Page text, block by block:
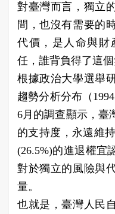
對臺灣而言，獨立
間，也沒有需要的
代價，是人命與財
任，誰背負得了這
根據政治大學選舉
趨勢分析分布（
6月的調查顯示，臺
的支持度，永遠維
(26.5%)的進退權宜
對於獨立的風險與
量。
也就是，臺灣人民